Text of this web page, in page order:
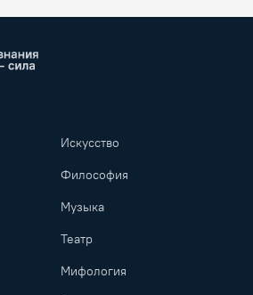
Искусство
Философия
Музыка
Театр
Мифология